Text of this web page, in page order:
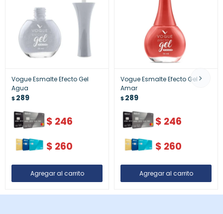
Vogue Esmalte Efecto Gel
Agua
$289
$ 246
$ 260
Vogue Esmalte Efecto Gel
Amar
$289
$ 246
$ 260